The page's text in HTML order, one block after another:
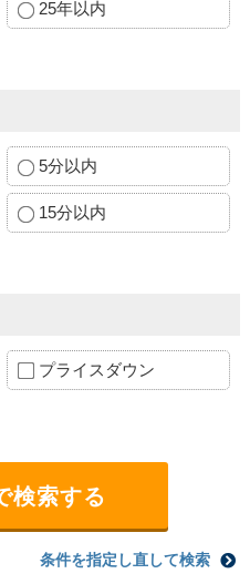
25年以内
5分以内
15分以内
プライスダウン
条件を指定し直して検索